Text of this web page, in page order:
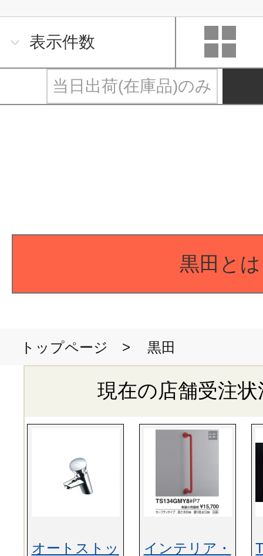
表示件数
当日出荷(在庫品)のみ
黒田とは
トップページ > 黒田
現在の店舗受注状
オートストッ インテリア・